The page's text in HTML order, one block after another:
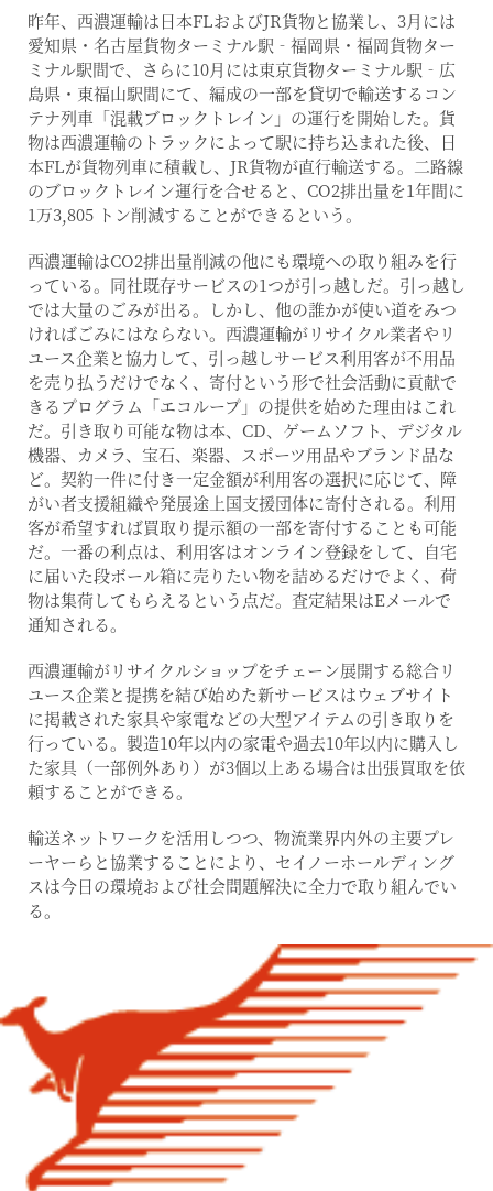
昨年、西濃運輸は日本FLおよびJR貨物と協業し、3月には
愛知県・名古屋貨物ターミナル駅‐福岡県・福岡貨物ター
ミナル駅間で、さらに10月には東京貨物ターミナル駅‐広
島県・東福山駅間にて、編成の一部を貸切で輸送するコン
テナ列車「混載ブロックトレイン」の運行を開始した。貨
物は西濃運輸のトラックによって駅に持ち込まれた後、日
本FLが貨物列車に積載し、JR貨物が直行輸送する。二路線
のブロックトレイン運行を合せると、CO2排出量を1年間に
1万3,805 トン削減することができるという。
西濃運輸はCO2排出量削減の他にも環境への取り組みを行
っている。同社既存サービスの1つが引っ越しだ。引っ越し
では大量のごみが出る。しかし、他の誰かが使い道をみつ
ければごみにはならない。西濃運輸がリサイクル業者やリ
ユース企業と協力して、引っ越しサービス利用客が不用品
を売り払うだけでなく、寄付という形で社会活動に貢献で
きるプログラム「エコループ」の提供を始めた理由はこれ
だ。引き取り可能な物は本、CD、ゲームソフト、デジタル
機器、カメラ、宝石、楽器、スポーツ用品やブランド品な
ど。契約一件に付き一定金額が利用客の選択に応じて、障
がい者支援組織や発展途上国支援団体に寄付される。利用
客が希望すれば買取り提示額の一部を寄付することも可能
だ。一番の利点は、利用客はオンライン登録をして、自宅
に届いた段ボール箱に売りたい物を詰めるだけでよく、荷
物は集荷してもらえるという点だ。査定結果はEメールで
通知される。
西濃運輸がリサイクルショップをチェーン展開する総合リ
ユース企業と提携を結び始めた新サービスはウェブサイト
に掲載された家具や家電などの大型アイテムの引き取りを
行っている。製造10年以内の家電や過去10年以内に購入し
た家具（一部例外あり）が3個以上ある場合は出張買取を依
頼することができる。
輸送ネットワークを活用しつつ、物流業界内外の主要プレ
ーヤーらと協業することにより、セイノーホールディング
スは今日の環境および社会問題解決に全力で取り組んでい
る。